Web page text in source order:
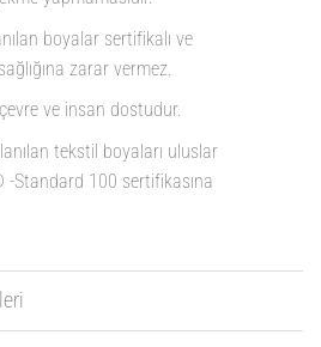
boyalar sertifikalı ve
zarar vermez.
ve insan dostudur.
tekstil boyaları uluslar
-Standard 100 sertifikasına